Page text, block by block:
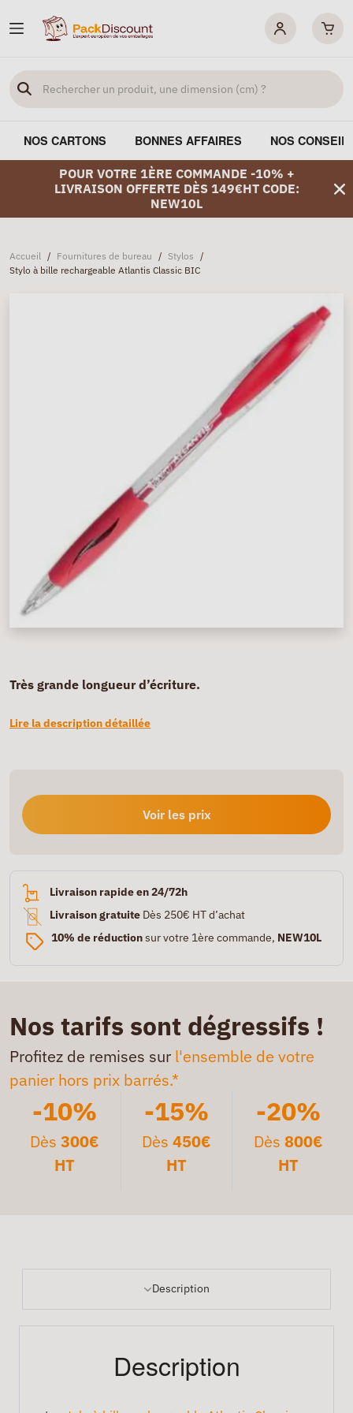
NOS CARTONS BONNES AFFAIRES NOS
POUR VOTRE 1ÈRE COMMANDE -10% +
LIVRAISON OFFERTE DÈS 149€HT CODE:
NEW10L
Accueil / Fournitures de bureau / Stylos /
Stylo à bille rechargeable Atlantis Classic BIC
Très grande longueur d’écriture.
Lire la description détaillée
Voir les prix
Livraison rapide en 24/72h
Livraison gratuite Dès 250€ HT d’achat
10% de réductionsur votre 1ère commande, NEW10L
Nos tarifs sont dégressifs !
Profitez de remises sur l'ensemble de votre
panier hors prix barrés.*
-10%
Dès300€
HT
-15%
Dès 450€
HT
-20%
Dès 800€
HT
Description
Description